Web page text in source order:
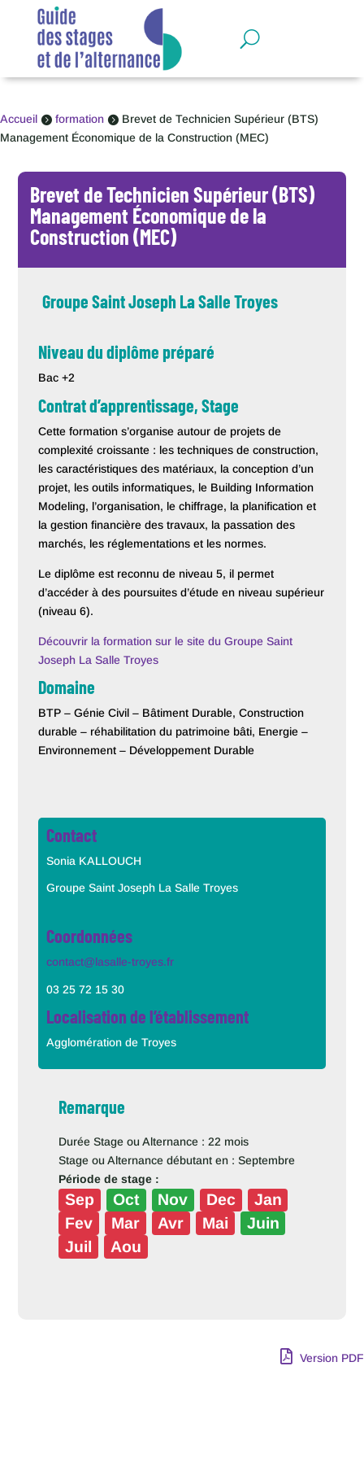
Accueil  formation  Brevet de Technicien Supérieur (BTS)
Management Économique de la Construction (MEC)
Brevet de Technicien Supérieur (BTS)
Management Économique de la
Construction (MEC)
Groupe Saint Joseph La Salle Troyes
Niveau du diplôme préparé
Bac +2
Contrat d’apprentissage, Stage
Cette formation s’organise autour de projets de
complexité croissante : les techniques de construction,
les caractéristiques des matériaux, la conception d’un
projet, les outils informatiques, le Building Information
Modeling, l’organisation, le chiffrage, la planification et
la gestion financière des travaux, la passation des
marchés, les réglementations et les normes.
Le diplôme est reconnu de niveau 5, il permet
d’accéder à des poursuites d’étude en niveau supérieur
(niveau 6).
Découvrir la formation sur le site du Groupe Saint
Joseph La Salle Troyes
Domaine
BTP – Génie Civil – Bâtiment Durable, Construction
durable – réhabilitation du patrimoine bâti, Energie –
Environnement – Développement Durable
Contact
Sonia KALLOUCH
Groupe Saint Joseph La Salle Troyes
Coordonnées
contact@lasalle-troyes.fr
03 25 72 15 30
Localisation de l’établissement
Agglomération de Troyes
Remarque
Durée Stage ou Alternance : 22 mois
Stage ou Alternance débutant en : Septembre
Période de stage :
Sep Oct Nov Dec
Jan
Fev
Mar Avr Mai
Juin
Juil
Aou
Version PDF
Panneau de gestion des cookies